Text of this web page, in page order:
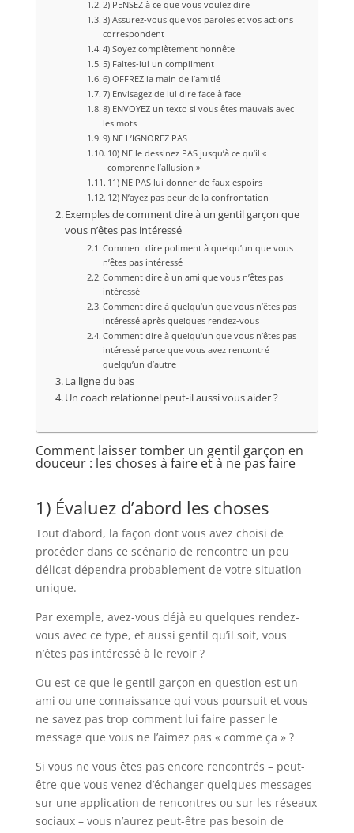
2) PENSEZ à ce que vous voulez dire
3) Assurez-vous que vos paroles et vos actions
correspondent
4) Soyez complètement honnête
5) Faites-lui un compliment
6) OFFREZ la main de l’amitié
7) Envisagez de lui dire face à face
8) ENVOYEZ un texto si vous êtes mauvais avec
les mots
9) NE L’IGNOREZ PAS
10) NE le dessinez PAS jusqu’à ce qu’il «
comprenne l’allusion »
11) NE PAS lui donner de faux espoirs
12) N’ayez pas peur de la confrontation
Exemples de comment dire à un gentil garçon que
vous n’êtes pas intéressé
Comment dire poliment à quelqu’un que vous
n’êtes pas intéressé
Comment dire à un ami que vous n’êtes pas
intéressé
Comment dire à quelqu’un que vous n’êtes pas
intéressé après quelques rendez-vous
Comment dire à quelqu’un que vous n’êtes pas
intéressé parce que vous avez rencontré
quelqu’un d’autre
La ligne du bas
Un coach relationnel peut-il aussi vous aider ?
Comment laisser tomber un gentil garçon en
douceur : les choses à faire et à ne pas faire
1) Évaluez d’abord les choses
Tout d’abord, la façon dont vous avez choisi de
procéder dans ce scénario de rencontre un peu
délicat dépendra probablement de votre situation
unique.
Par exemple, avez-vous déjà eu quelques rendez-
vous avec ce type, et aussi gentil qu’il soit, vous
n’êtes pas intéressé à le revoir ?
Ou est-ce que le gentil garçon en question est un
ami ou une connaissance qui vous poursuit et vous
ne savez pas trop comment lui faire passer le
message que vous ne l’aimez pas « comme ça » ?
Si vous ne vous êtes pas encore rencontrés – peut-
être que vous venez d’échanger quelques messages
sur une application de rencontres ou sur les réseaux
sociaux – vous n’aurez peut-être pas besoin de